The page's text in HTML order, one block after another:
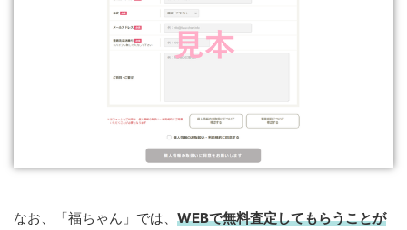
なお、「福ちゃん」では、 WEBで無料査定してもらうことが